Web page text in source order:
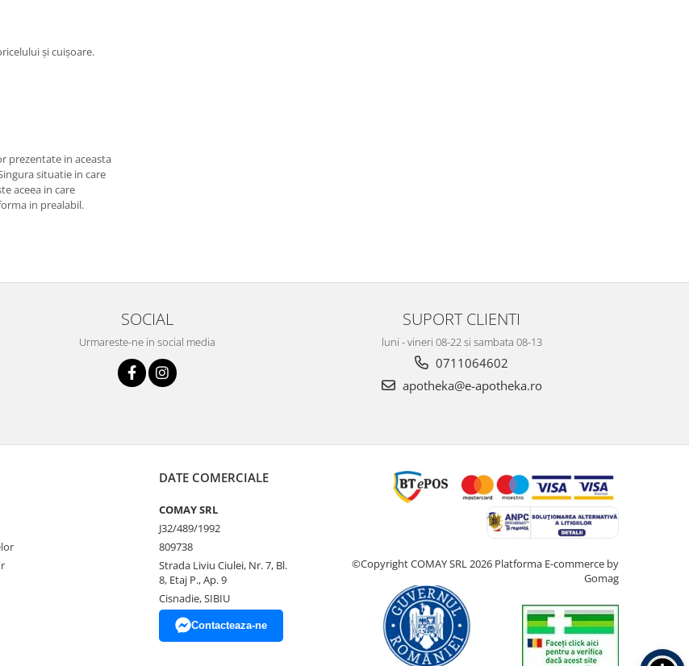
și cuișoare.
prezentate in aceasta
situatie in care
aceea in care
in prealabil.
SOCIAL
Urmareste-ne in social media
SUPORT CLIENTI
luni - vineri 08-22 si sambata 08-13
0711064602
apotheka@e-apotheka.ro
DATE COMERCIALE
COMAY SRL
J32/489/1992
809738
Strada Liviu Ciulei, Nr. 7, Bl.
8, Etaj P., Ap. 9
Cisnadie, SIBIU
Contacteaza-ne
©Copyright COMAY SRL 2026 Platforma E-commerce by
Gomag